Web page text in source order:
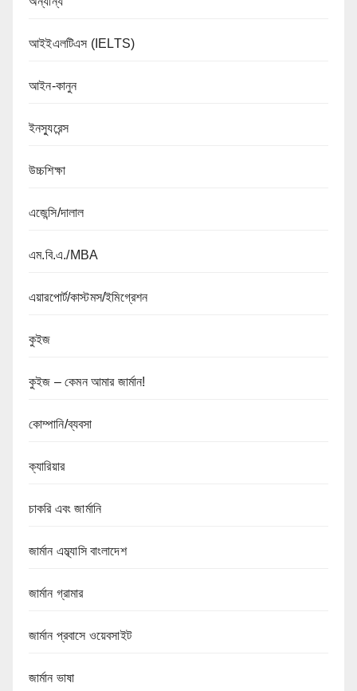
আইইএলটিএস (IELTS)
আইন-কানুন
ইনস্যুরেন্স
উচ্চশিক্ষা
এজেন্সি/দালাল
এম.বি.এ./MBA
এয়ারপোর্ট/কাস্টমস/ইমিগ্রেশন
কুইজ
কুইজ – কেমন আমার জার্মান!
কোম্পানি/ব্যবসা
ক্যারিয়ার
চাকরি এবং জার্মানি
জার্মান এম্ব্যাসি বাংলাদেশ
জার্মান গ্রামার
জার্মান প্রবাসে ওয়েবসাইট
জার্মান ভাষা